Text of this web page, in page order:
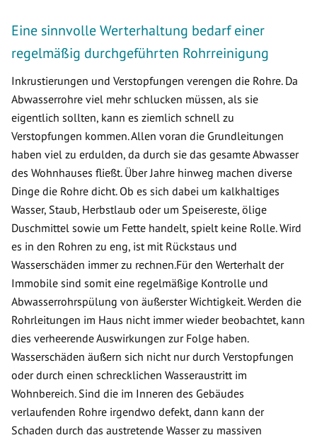
Eine sinnvolle Werterhaltung bedarf einer
regelmäßig durchgeführten Rohrreinigung
Inkrustierungen und Verstopfungen verengen die Rohre. Da
Abwasserrohre viel mehr schlucken müssen, als sie
eigentlich sollten, kann es ziemlich schnell zu
Verstopfungen kommen. Allen voran die Grundleitungen
haben viel zu erdulden, da durch sie das gesamte Abwasser
des Wohnhauses fließt. Über Jahre hinweg machen diverse
Dinge die Rohre dicht. Ob es sich dabei um kalkhaltiges
Wasser, Staub, Herbstlaub oder um Speisereste, ölige
Duschmittel sowie um Fette handelt, spielt keine Rolle. Wird
es in den Rohren zu eng, ist mit Rückstaus und
Wasserschäden immer zu rechnen.Für den Werterhalt der
Immobile sind somit eine regelmäßige Kontrolle und
Abwasserrohrspülung von äußerster Wichtigkeit. Werden die
Rohrleitungen im Haus nicht immer wieder beobachtet, kann
dies verheerende Auswirkungen zur Folge haben.
Wasserschäden äußern sich nicht nur durch Verstopfungen
oder durch einen schrecklichen Wasseraustritt im
Wohnbereich. Sind die im Inneren des Gebäudes
verlaufenden Rohre irgendwo defekt, dann kann der
Schaden durch das austretende Wasser zu massiven